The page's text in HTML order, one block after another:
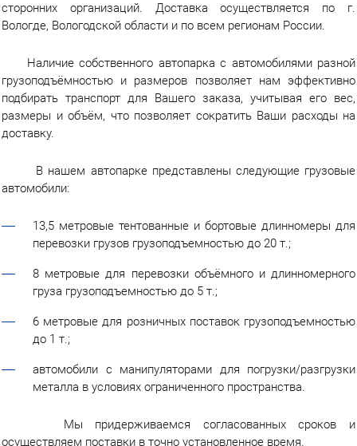
Склад: г. Вологда, ул. Преображенского, д. 32
г.Вологда +7 (8172) 27-03-73
сторонних организаций. Доставка осуществляется по г.
Вологде, Вологодской области и по всем регионам России.
Наличие собственного автопарка с автомобилями разной
грузоподъёмностью и размеров позволяет нам эффективно
подбирать транспорт для Вашего заказа, учитывая его вес,
размеры и объём, что позволяет сократить Ваши расходы на
доставку.
В нашем автопарке представлены следующие грузовые
автомобили:
13,5 метровые тентованные и бортовые длинномеры для
перевозки грузов грузоподъемностью до 20 т.;
8 метровые для перевозки объёмного и длинномерного
груза грузоподъемностью до 5 т.;
6 метровые для розничных поставок грузоподъемностью
до 1 т.;
автомобили с манипуляторами для погрузки/разгрузки
металла в условиях ограниченного пространства.
Мы придерживаемся согласованных сроков и
осуществляем поставки в точно установленное время.